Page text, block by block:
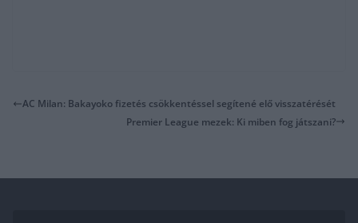
AC Milan: Bakayoko fizetés csökkentéssel segítené elő visszatérését
Premier League mezek: Ki miben fog játszani?